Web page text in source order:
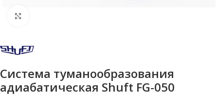
Система туманообразования
адиабатическая Shuft FG-050